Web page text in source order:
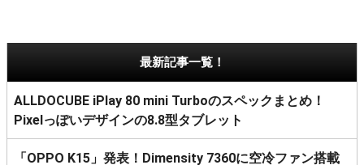
最新記事一覧！
ALLDOCUBE iPlay 80 mini Turboのスペックまとめ！
Pixelっぽいデザインの8.8型タブレット
「OPPO K15」発表！Dimensity 7360に空冷ファン搭載